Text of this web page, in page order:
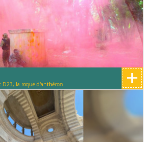
la roque d'anthéron +